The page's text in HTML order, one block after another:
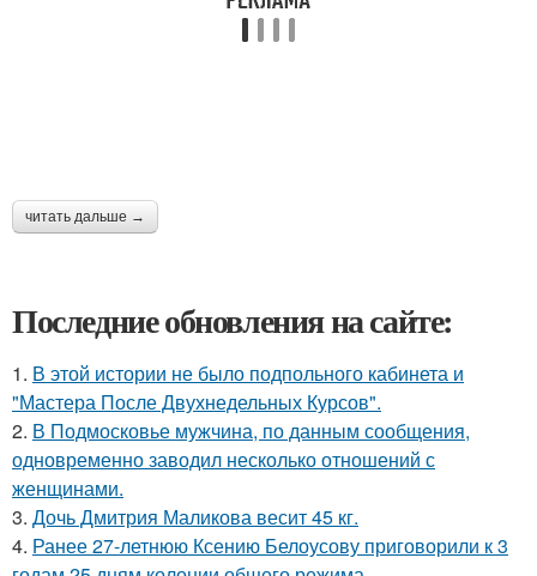
читать дальше →
Последние обновления на сайте:
1. В этой истории не было подпольного кабинета и
"Мастера После Двухнедельных Курсов".
2. В Подмосковье мужчина, по данным сообщения,
одновременно заводил несколько отношений с
женщинами.
3. Дочь Дмитрия Маликова весит 45 кг.
4. Ранее 27-летнюю Ксению Белоусову приговорили к 3